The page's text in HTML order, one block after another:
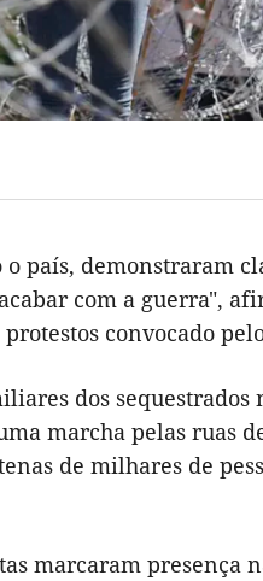
país, demonstraram
com a guerra",
convocado
dos sequestrados
marcha pelas ruas
de milhares de
marcaram presença